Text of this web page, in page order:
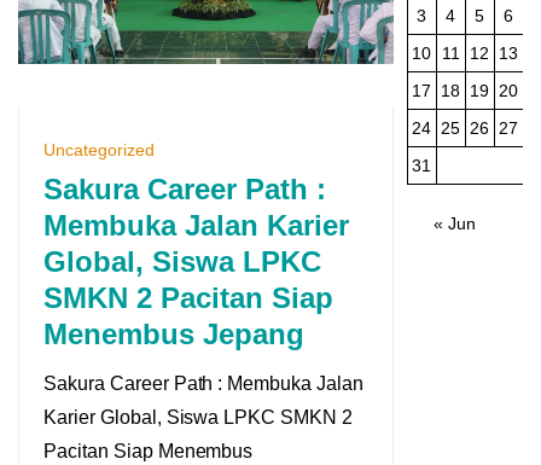
Uncategorized
Sakura Career Path :
Membuka Jalan Karier
Global, Siswa LPKC
SMKN 2 Pacitan Siap
Menembus Jepang
Sakura Career Path : Membuka Jalan
Karier Global, Siswa LPKC SMKN 2
Pacitan Siap Menembus
3 4 5 6
10
11 12 13
17
18 19 20
24 25 26 27
31
« Jun